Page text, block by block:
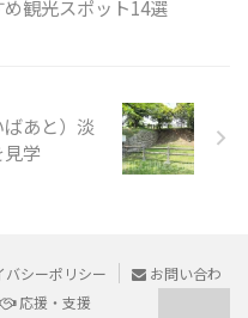
観光スポット14選
あと）淡
学
シーポリシー
お問い合わ
応援・支援